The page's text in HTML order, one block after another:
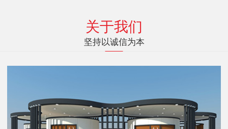
关于我们
坚持以诚信为本